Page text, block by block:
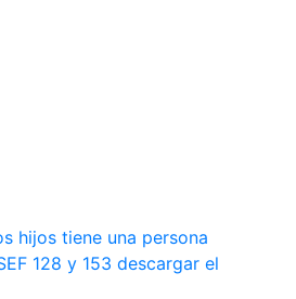
hijos tiene una persona
128 y 153 descargar el